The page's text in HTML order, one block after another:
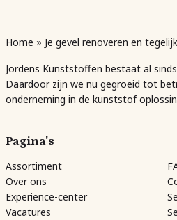
Home » Je gevel renoveren en
Jordens Kunststoffen bestaat al
Daardoor zijn we nu gegroeid tot
onderneming in de kunststof
Pagina's
Assortiment
Over ons
Experience-center
Vacatures